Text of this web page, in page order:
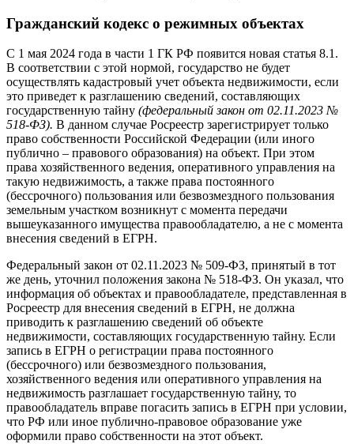
Гражданский кодекс о режимных объектах
С 1 мая 2024 года в части 1 ГК РФ появится новая статья 8.1.
В соответствии с этой нормой, государство не будет
осуществлять кадастровый учет объекта недвижимости, если
это приведет к разглашению сведений, составляющих
государственную тайну (федеральный закон от 02.11.2023 №
518-ФЗ). В данном случае Росреестр зарегистрирует только
право собственности Российской Федерации (или иного
публично – правового образования) на объект. При этом
права хозяйственного ведения, оперативного управления на
такую недвижимость, а также права постоянного
(бессрочного) пользования или безвозмездного пользования
земельным участком возникнут с момента передачи
вышеуказанного имущества правообладателю, а не с момента
внесения сведений в ЕГРН.
Федеральный закон от 02.11.2023 № 509-ФЗ, принятый в тот
же день, уточнил положения закона № 518-ФЗ. Он указал, что
информация об объектах и правообладателе, представленная в
Росреестр для внесения сведений в ЕГРН, не должна
приводить к разглашению сведений об объекте
недвижимости, составляющих государственную тайну. Если
запись в ЕГРН о регистрации права постоянного
(бессрочного) или безвозмездного пользования,
хозяйственного ведения или оперативного управления на
недвижимость разглашает государственную тайну, то
правообладатель вправе погасить запись в ЕГРН при условии,
что РФ или иное публично-правовое образование уже
оформили право собственности на этот объект.